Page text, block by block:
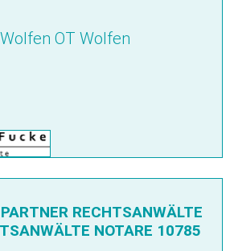
OT Wolfen
RECHTSANWÄLTE
NOTARE 10785